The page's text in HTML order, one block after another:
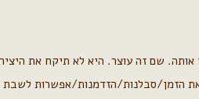
שם זה עוצר. היא לא תיקח את
הזמן/סבלנות/הזדמנות/אפשרות לשבת